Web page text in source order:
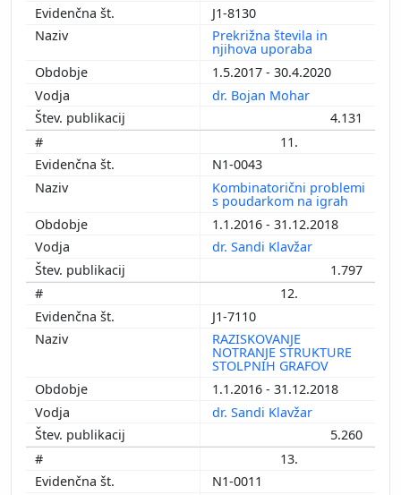
J1-8130
Prekrižna števila in
njihova uporaba
1.5.2017 - 30.4.2020
dr. Bojan Mohar
4.131
11.
N1-0043
Kombinatorični problemi
s poudarkom na igrah
1.1.2016 - 31.12.2018
dr. Sandi Klavžar
1.797
12.
J1-7110
RAZISKOVANJE
NOTRANJE STRUKTURE
STOLPNIH GRAFOV
1.1.2016 - 31.12.2018
dr. Sandi Klavžar
5.260
13.
N1-0011